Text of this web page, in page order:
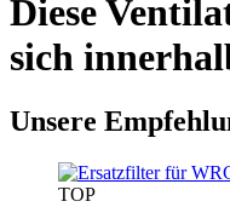
Diese
sich
Unsere
TOP